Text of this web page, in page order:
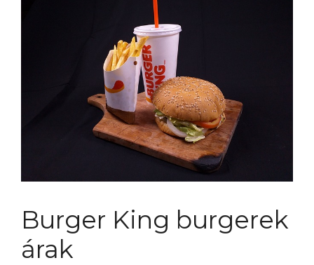
Burger King burgerek
árak